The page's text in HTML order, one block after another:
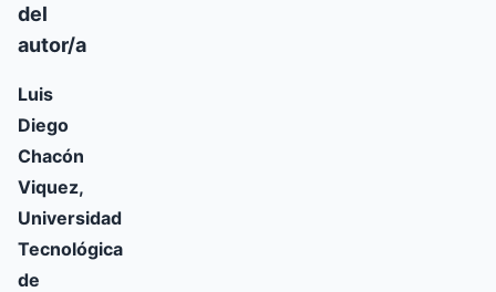
del
autor/a
Luis
Diego
Chacón
Viquez,
Universidad
Tecnológica
de